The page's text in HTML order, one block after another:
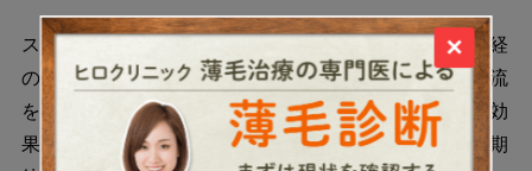
ストレス管理も重要です。慢性的なストレスは自律神経
のバランスを崩し、頭皮の血管を収縮させることで血流
を阻害します。マッサージ自体にもリラクゼーション効
果があるため、ストレス軽減と血流改善の二重効果が期
×